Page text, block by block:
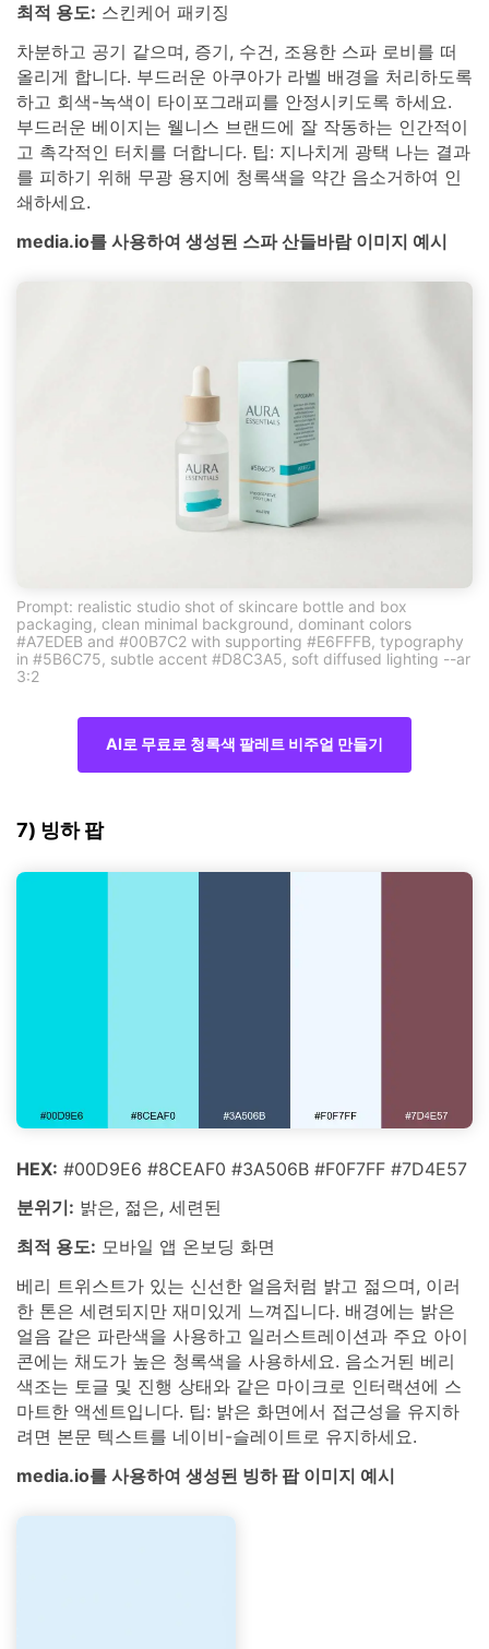
최적 용도: 스킨케어 패키징
차분하고 공기 같으며, 증기, 수건, 조용한 스파 로비를 떠
올리게 합니다. 부드러운 아쿠아가 라벨 배경을 처리하도록
하고 회색-녹색이 타이포그래피를 안정시키도록 하세요.
부드러운 베이지는 웰니스 브랜드에 잘 작동하는 인간적이
고 촉각적인 터치를 더합니다. 팁: 지나치게 광택 나는 결과
를 피하기 위해 무광 용지에 청록색을 약간 음소거하여 인
쇄하세요.
media.io를 사용하여 생성된 스파 산들바람 이미지 예시
Prompt: realistic studio shot of skincare bottle and box
packaging, clean minimal background, dominant colors
#A7EDEB and #00B7C2 with supporting #E6FFFB, typography
in #5B6C75, subtle accent #D8C3A5, soft diffused lighting --ar
3:2
AI로 무료로 청록색 팔레트 비주얼 만들기
7) 빙하 팝
HEX: #00D9E6 #8CEAF0 #3A506B #F0F7FF #7D4E57
분위기: 밝은, 젊은, 세련된
최적 용도: 모바일 앱 온보딩 화면
베리 트위스트가 있는 신선한 얼음처럼 밝고 젊으며, 이러
한 톤은 세련되지만 재미있게 느껴집니다. 배경에는 밝은
얼음 같은 파란색을 사용하고 일러스트레이션과 주요 아이
콘에는 채도가 높은 청록색을 사용하세요. 음소거된 베리
색조는 토글 및 진행 상태와 같은 마이크로 인터랙션에 스
마트한 액센트입니다. 팁: 밝은 화면에서 접근성을 유지하
려면 본문 텍스트를 네이비-슬레이트로 유지하세요.
media.io를 사용하여 생성된 빙하 팝 이미지 예시